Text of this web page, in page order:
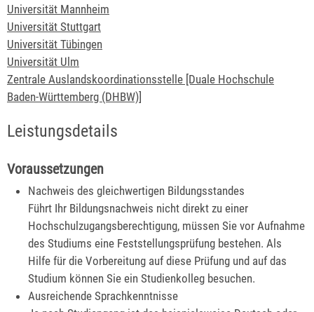
Universität Mannheim
Universität Stuttgart
Universität Tübingen
Universität Ulm
Zentrale Auslandskoordinationsstelle [Duale Hochschule
Baden-Württemberg (DHBW)]
Leistungsdetails
Voraussetzungen
Nachweis des gleichwertigen Bildungsstandes
Führt Ihr Bildungsnachweis nicht direkt zu einer
Hochschulzugangsberechtigung, müssen Sie vor Aufnahme
des Studiums eine Feststellungsprüfung bestehen. Als
Hilfe für die Vorbereitung auf diese Prüfung und auf das
Studium können Sie ein Studienkolleg besuchen.
Ausreichende Sprachkenntnisse